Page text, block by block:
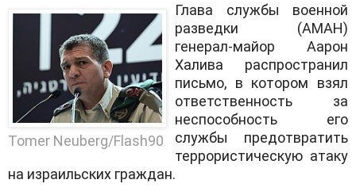
Tomer Neuberg/Flash90
Глава службы военной
разведки (АМАН)
генерал-майор Аарон
Халива распространил
письмо, в котором взял
ответственность за
неспособность его
службы предотвратить
террористическую атаку
на израильских граждан.